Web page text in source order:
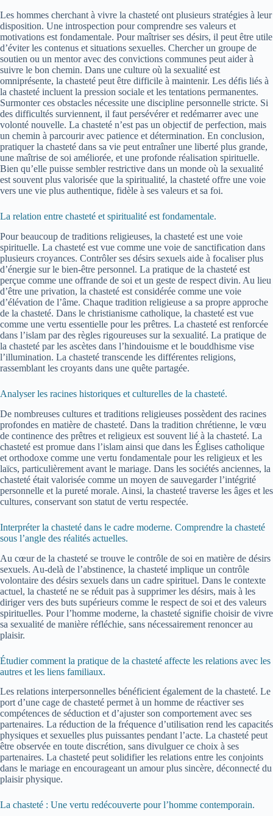
Les hommes cherchant à vivre la chasteté ont plusieurs stratégies à leur
disposition. Une introspection pour comprendre ses valeurs et
motivations est fondamentale. Pour maîtriser ses désirs, il peut être utile
d’éviter les contenus et situations sexuelles. Chercher un groupe de
soutien ou un mentor avec des convictions communes peut aider à
suivre le bon chemin. Dans une culture où la sexualité est
omniprésente, la chasteté peut être difficile à maintenir. Les défis liés à
la chasteté incluent la pression sociale et les tentations permanentes.
Surmonter ces obstacles nécessite une discipline personnelle stricte. Si
des difficultés surviennent, il faut persévérer et redémarrer avec une
volonté nouvelle. La chasteté n’est pas un objectif de perfection, mais
un chemin à parcourir avec patience et détermination. En conclusion,
pratiquer la chasteté dans sa vie peut entraîner une liberté plus grande,
une maîtrise de soi améliorée, et une profonde réalisation spirituelle.
Bien qu’elle puisse sembler restrictive dans un monde où la sexualité
est souvent plus valorisée que la spiritualité, la chasteté offre une voie
vers une vie plus authentique, fidèle à ses valeurs et sa foi.
La relation entre chasteté et spiritualité est fondamentale.
Pour beaucoup de traditions religieuses, la chasteté est une voie
spirituelle. La chasteté est vue comme une voie de sanctification dans
plusieurs croyances. Contrôler ses désirs sexuels aide à focaliser plus
d’énergie sur le bien-être personnel. La pratique de la chasteté est
perçue comme une offrande de soi et un geste de respect divin. Au lieu
d’être une privation, la chasteté est considérée comme une voie
d’élévation de l’âme. Chaque tradition religieuse a sa propre approche
de la chasteté. Dans le christianisme catholique, la chasteté est vue
comme une vertu essentielle pour les prêtres. La chasteté est renforcée
dans l’islam par des règles rigoureuses sur la sexualité. La pratique de
la chasteté par les ascètes dans l’hindouisme et le bouddhisme vise
l’illumination. La chasteté transcende les différentes religions,
rassemblant les croyants dans une quête partagée.
Analyser les racines historiques et culturelles de la chasteté.
De nombreuses cultures et traditions religieuses possèdent des racines
profondes en matière de chasteté. Dans la tradition chrétienne, le vœu
de continence des prêtres et religieux est souvent lié à la chasteté. La
chasteté est promue dans l’islam ainsi que dans les Églises catholique
et orthodoxe comme une vertu fondamentale pour les religieux et les
laïcs, particulièrement avant le mariage. Dans les sociétés anciennes, la
chasteté était valorisée comme un moyen de sauvegarder l’intégrité
personnelle et la pureté morale. Ainsi, la chasteté traverse les âges et les
cultures, conservant son statut de vertu respectée.
Interpréter la chasteté dans le cadre moderne. Comprendre la chasteté
sous l’angle des réalités actuelles.
Au cœur de la chasteté se trouve le contrôle de soi en matière de désirs
sexuels. Au-delà de l’abstinence, la chasteté implique un contrôle
volontaire des désirs sexuels dans un cadre spirituel. Dans le contexte
actuel, la chasteté ne se réduit pas à supprimer les désirs, mais à les
diriger vers des buts supérieurs comme le respect de soi et des valeurs
spirituelles. Pour l’homme moderne, la chasteté signifie choisir de vivre
sa sexualité de manière réfléchie, sans nécessairement renoncer au
plaisir.
Étudier comment la pratique de la chasteté affecte les relations avec les
autres et les liens familiaux.
Les relations interpersonnelles bénéficient également de la chasteté. Le
port d’une cage de chasteté permet à un homme de réactiver ses
compétences de séduction et d’ajuster son comportement avec ses
partenaires. La réduction de la fréquence d’utilisation rend les capacités
physiques et sexuelles plus puissantes pendant l’acte. La chasteté peut
être observée en toute discrétion, sans divulguer ce choix à ses
partenaires. La chasteté peut solidifier les relations entre les conjoints
dans le mariage en encourageant un amour plus sincère, déconnecté du
plaisir physique.
La chasteté : Une vertu redécouverte pour l’homme contemporain.